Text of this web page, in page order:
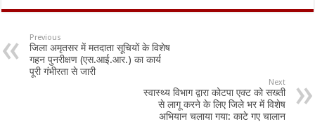
e
b
o
o
at
sA
p
p
ai
l
ar
e
Previous
जिला अमृतसर में मतदाता सूचियों के विशेष
गहन पुनरीक्षण (एस.आई.आर.) का कार्य
पूरी गंभीरता से जारी
Next
स्वास्थ्य विभाग द्वारा कोटपा एक्ट को सख्ती
से लागू करने के लिए जिले भर में विशेष
अभियान चलाया गया: काटे गए चालान